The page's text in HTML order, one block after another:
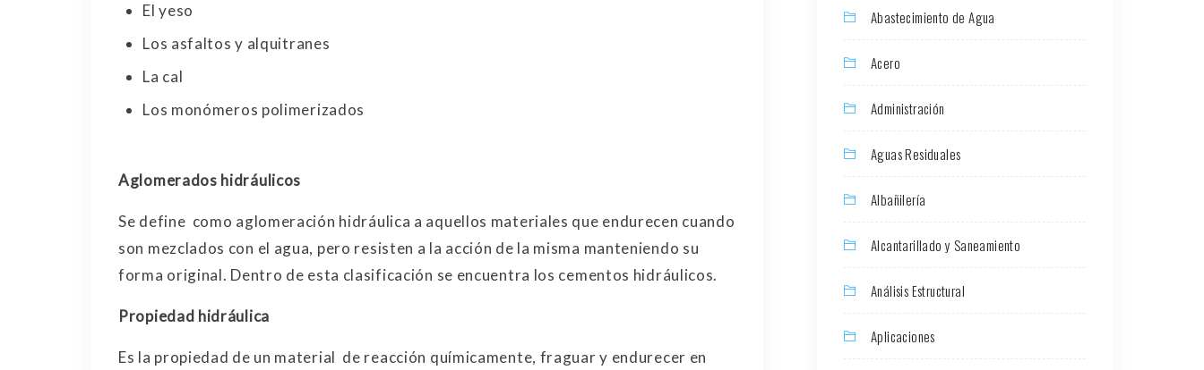
El yeso
Los asfaltos y alquitranes
La cal
Los monómeros polimerizados
Aglomerados hidráulicos
Se define como aglomeración hidráulica a aquellos materiales que endurecen cuando
son mezclados con el agua, pero resisten a la acción de la misma manteniendo su
forma original. Dentro de esta clasificación se encuentra los cementos hidráulicos.
Propiedad hidráulica
Es la propiedad de un material de reacción químicamente, fraguar y endurecer en
Abastecimiento de Agua
Acero
Administración
Aguas Residuales
Albañilería
Alcantarillado y Saneamiento
Análisis Estructural
Aplicaciones